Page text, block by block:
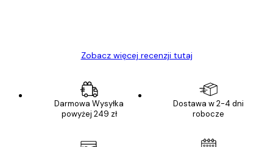
Zobacz więcej recenzji tutaj
Darmowa Wysyłka
powyżej 249 zł
Dostawa w 2-4 dni
robocze